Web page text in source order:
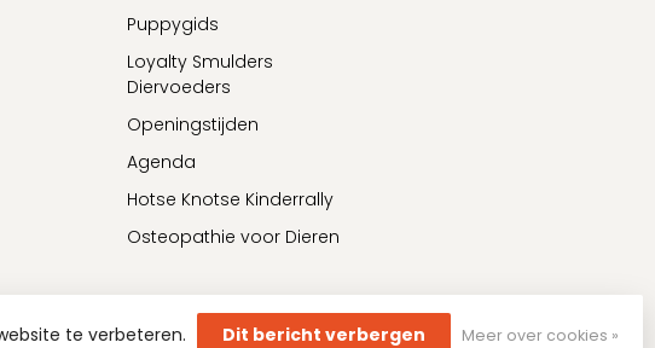
Puppygids
Loyalty Smulders
Diervoeders
Openingstijden
Agenda
Hotse Knotse Kinderrally
Osteopathie voor Dieren
te verbeteren. Dit bericht verbergen Meer over cookies »